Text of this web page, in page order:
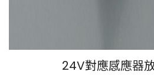
24V對應感應器